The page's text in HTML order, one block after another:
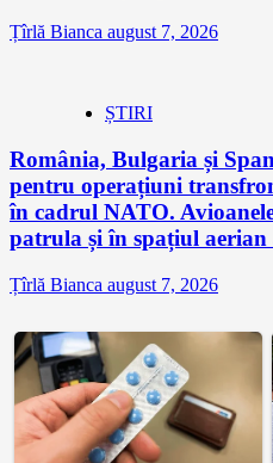
Țîrlă Bianca august 7, 2026
ȘTIRI
România, Bulgaria și
pentru operațiuni
în cadrul NATO.
patrula și în spațiul
Țîrlă Bianca august 7, 2026